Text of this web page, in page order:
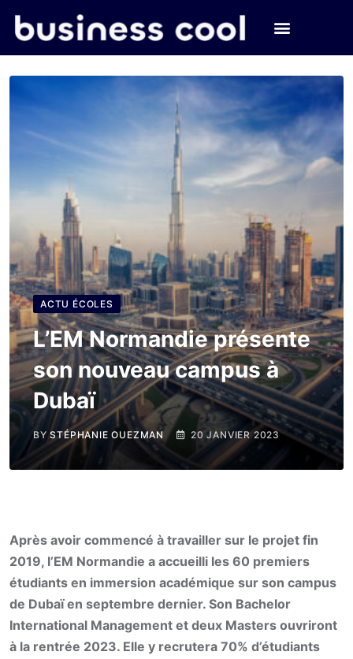
ACTU ÉCOLES
L’EM Normandie présente
son nouveau campus à
Dubaï
BYSTÉPHANIE OUEZMAN 20 JANVIER 2023
Après avoir commencé à travailler sur le projet fin
2019, l’EM Normandie a accueilli les 60 premiers
étudiants en immersion académique sur son campus
de Dubaï en septembre dernier. Son Bachelor
International Management et deux Masters ouvriront
à la rentrée 2023. Elle y recrutera 70% d’étudiants